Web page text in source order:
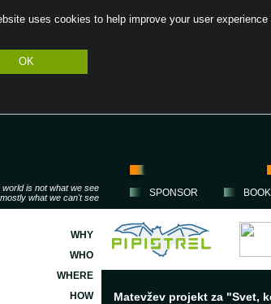
null in/home/pinkrpos/public_html/glwf2012/includes/
uses cookies to help improve your user
OK
world is not what we see
what we can't see
WHY
WHO
WHERE
HOW
SPONSOR BOOK
Matevžev projekt za "Svet,